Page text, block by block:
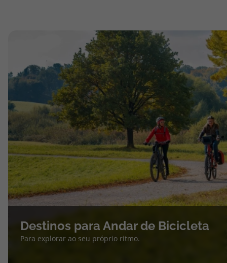
Destinos para Andar de Bicicleta
Para explorar ao seu próprio ritmo.